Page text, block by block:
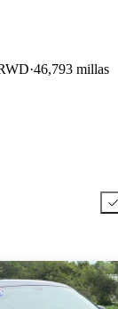
46,793 millas